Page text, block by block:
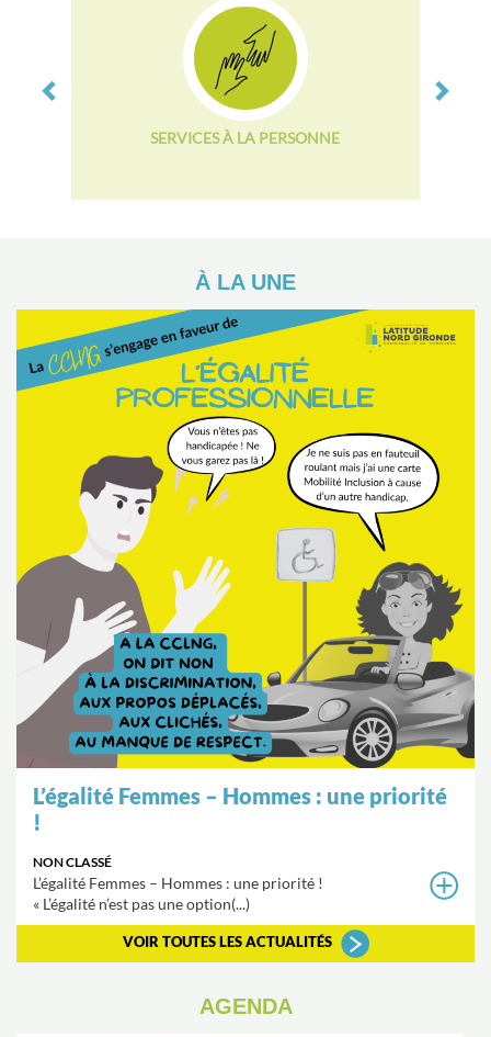
SERVICES À LA PERSONNE
À LA UNE
L’égalité Femmes – Hommes : une priorité
!
NON CLASSÉ
L’égalité Femmes – Hommes : une priorité !
« L’égalité n’est pas une option(...)
VOIR TOUTES LES ACTUALITÉS
AGENDA